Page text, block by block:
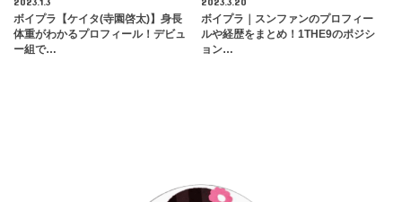
ボイプラ【ケイタ(寺園啓太)】身長
体重がわかるプロフィール！デビュ
ー組で…
ボイプラ｜スンファンのプロフィー
ルや経歴をまとめ！1THE9のポジシ
ョン…